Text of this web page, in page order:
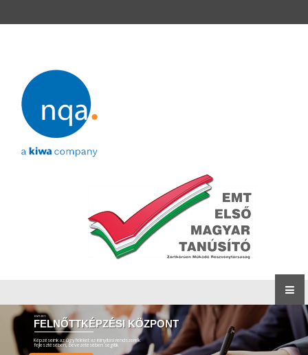
EMT ZRT.
Képzéseink az ügyfeleket az irányítási rendszereik
fejlesztésében, bevezetésében segítik
FELNŐTTKÉPZÉSI KÖZPONT